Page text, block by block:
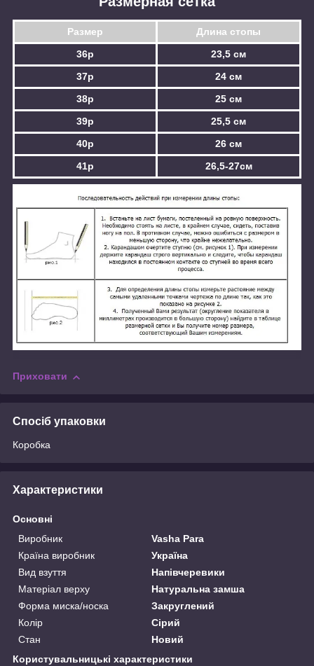
Размер Длина стопы
36р
23,5 см
37р
24 см
38р
25 см
39р
25,5 см
40р
26 см
41р
26,5-27см
Приховати
Спосіб упаковки
Коробка
Характеристики
Основні
Виробник
Vasha Para
Країна виробник
Україна
Вид взуття
Напівчеревики
Матеріал верху
Натуральна замша
Форма миска/носка
Закруглений
Колір
Сірий
Стан
Новий
Користувальницькі характеристики